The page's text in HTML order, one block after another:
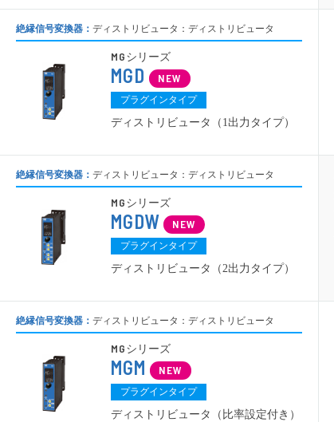
絶縁信号変換器： ディストリビュータ：ディストリビュータ
MG シリーズ
MGD
プラグインタイプ
ディストリビュータ（1出力タイプ）
絶縁信号変換器： ディストリビュータ：ディストリビュータ
MG シリーズ
MGDW
プラグインタイプ
ディストリビュータ（2出力タイプ）
絶縁信号変換器： ディストリビュータ：ディストリビュータ
MG シリーズ
MGM
プラグインタイプ
ディストリビュータ（比率設定付き）